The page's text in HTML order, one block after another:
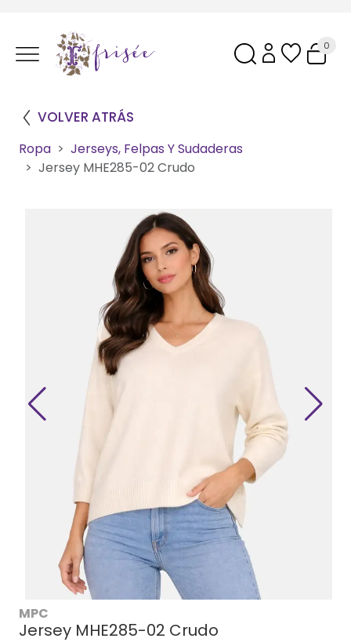
0
VOLVER ATRÁS
Ropa
Jerseys, Felpas Y Sudaderas
Jersey MHE285-02 Crudo
MPC
Jersey MHE285-02 Crudo